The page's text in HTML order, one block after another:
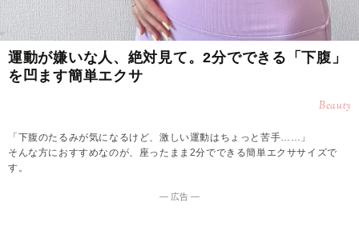
運動が嫌いな人、絶対見て。2分でできる「下腹」
を凹ます簡単エクサ
Beauty
「下腹のたるみが気になるけど、激しい運動はちょっと苦手……」
そんな方におすすめなのが、座ったまま2分でできる簡単エクササイズで
す。
― 広告 ―